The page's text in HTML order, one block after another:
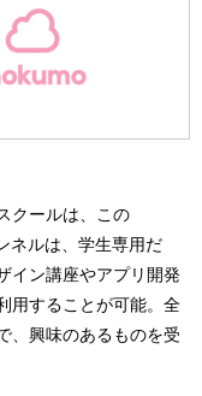
クールは、この
ネルは、学生専用だ
イン講座やアプリ開発
用することが可能。全
、興味のあるものを受